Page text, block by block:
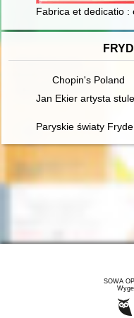
Fabrica et dedicatio :
Chopin's Poland
Jan Ekier artysta
Paryskie światy
SOWA